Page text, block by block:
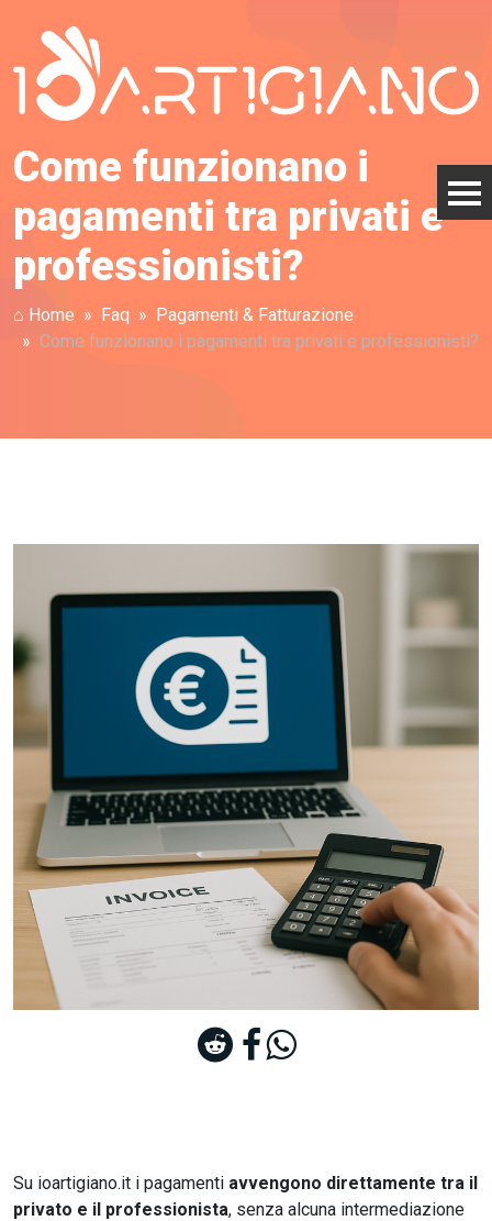
Come funzionano i
pagamenti tra privati e
professionisti?
⌂ Home Faq
Pagamenti & Fatturazione
Come funzionano i pagamenti tra privati e professionisti?
Su ioartigiano.it i pagamenti avvengono direttamente tra il
privato e il professionista, senza alcuna intermediazione